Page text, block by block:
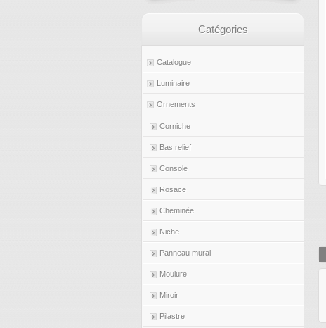
Catégories
Catalogue
Luminaire
Ornements
Corniche
Bas relief
Console
Rosace
Cheminée
Niche
Panneau mural
Moulure
Miroir
Pilastre